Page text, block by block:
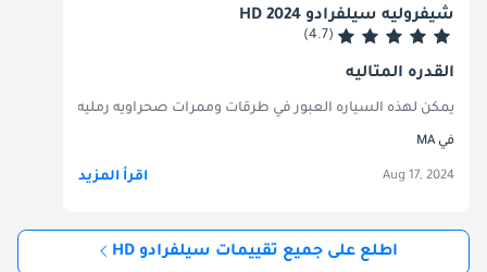
شيفروليه سيلفرادو HD 2024
(4.7)
القدره المثاليه
يمكن لهذه السياره العبور في طرقات وممرات صحراويه رمليه عميقه
في MA
Aug 17, 2024 اقرأ المزيد
اطلع على جميع تقييمات سيلفرادو HD